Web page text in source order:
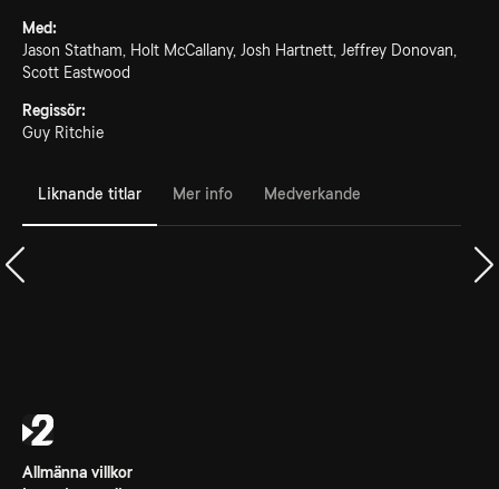
Med:
Jason Statham, Holt McCallany, Josh Hartnett, Jeffrey Donovan,
Scott Eastwood
Regissör:
Guy Ritchie
Liknande titlar Mer info Medverkande
Allmänna villkor